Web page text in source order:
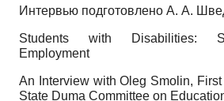
Интервью подготовлено А. А.
Students with Disabilities:
Employment
An Interview with Oleg Smolin,
State Duma Committee on